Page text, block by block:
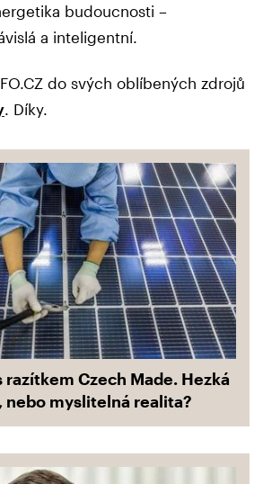
budoucnosti –
a inteligentní.
do svých oblíbených zdrojů
. Díky.
razítkem Czech Made. Hezká
nebo myslitelná realita?